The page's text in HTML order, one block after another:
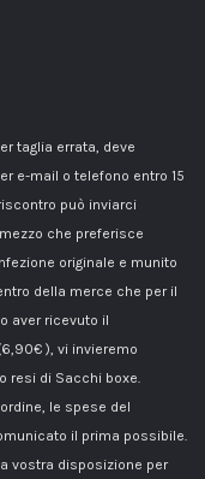
taglia errata, deve
e-mail o telefono entro 15
può inviarci
che preferisce
originale e munito
della merce che per il
aver ricevuto il
), vi invieremo
resi di Sacchi boxe.
le spese del
il prima possibile.
vostra disposizione per